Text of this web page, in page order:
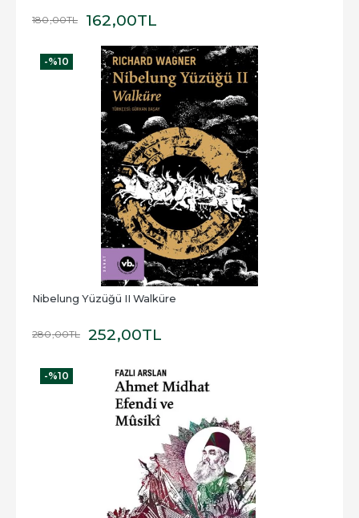
180,00TL 162,00TL
-%10
Nibelung Yüzüğü II Walküre
280,00TL 252,00TL
-%10